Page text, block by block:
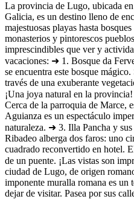
La provincia de Lugo, ubicada
Galicia, es un destino lleno de
majestuosas playas hasta
monasterios y pintorescos
imprescindibles que ver y
vacaciones: ➜ 1. Bosque da
se encuentra este bosque
través de una exuberante
¡Una joya natural en la
Cerca de la parroquia de Marce,
Aguianza es un espectáculo
naturaleza. ➜ 3. Illa Pancha y
Ribadeo alberga dos faros: uno
cuadrado reconvertido en hotel.
de un puente. ¡Las vistas son
ciudad de Lugo, de origen
imponente muralla romana es un
dejar de visitar. Pasea por sus